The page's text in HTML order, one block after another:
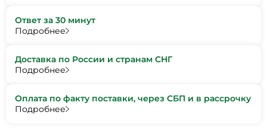
Ответ за 30 минут
Подробнее
Доставка по России и странам СНГ
Подробнее
Оплата по факту поставки, через СБП и в рассрочку
Подробнее